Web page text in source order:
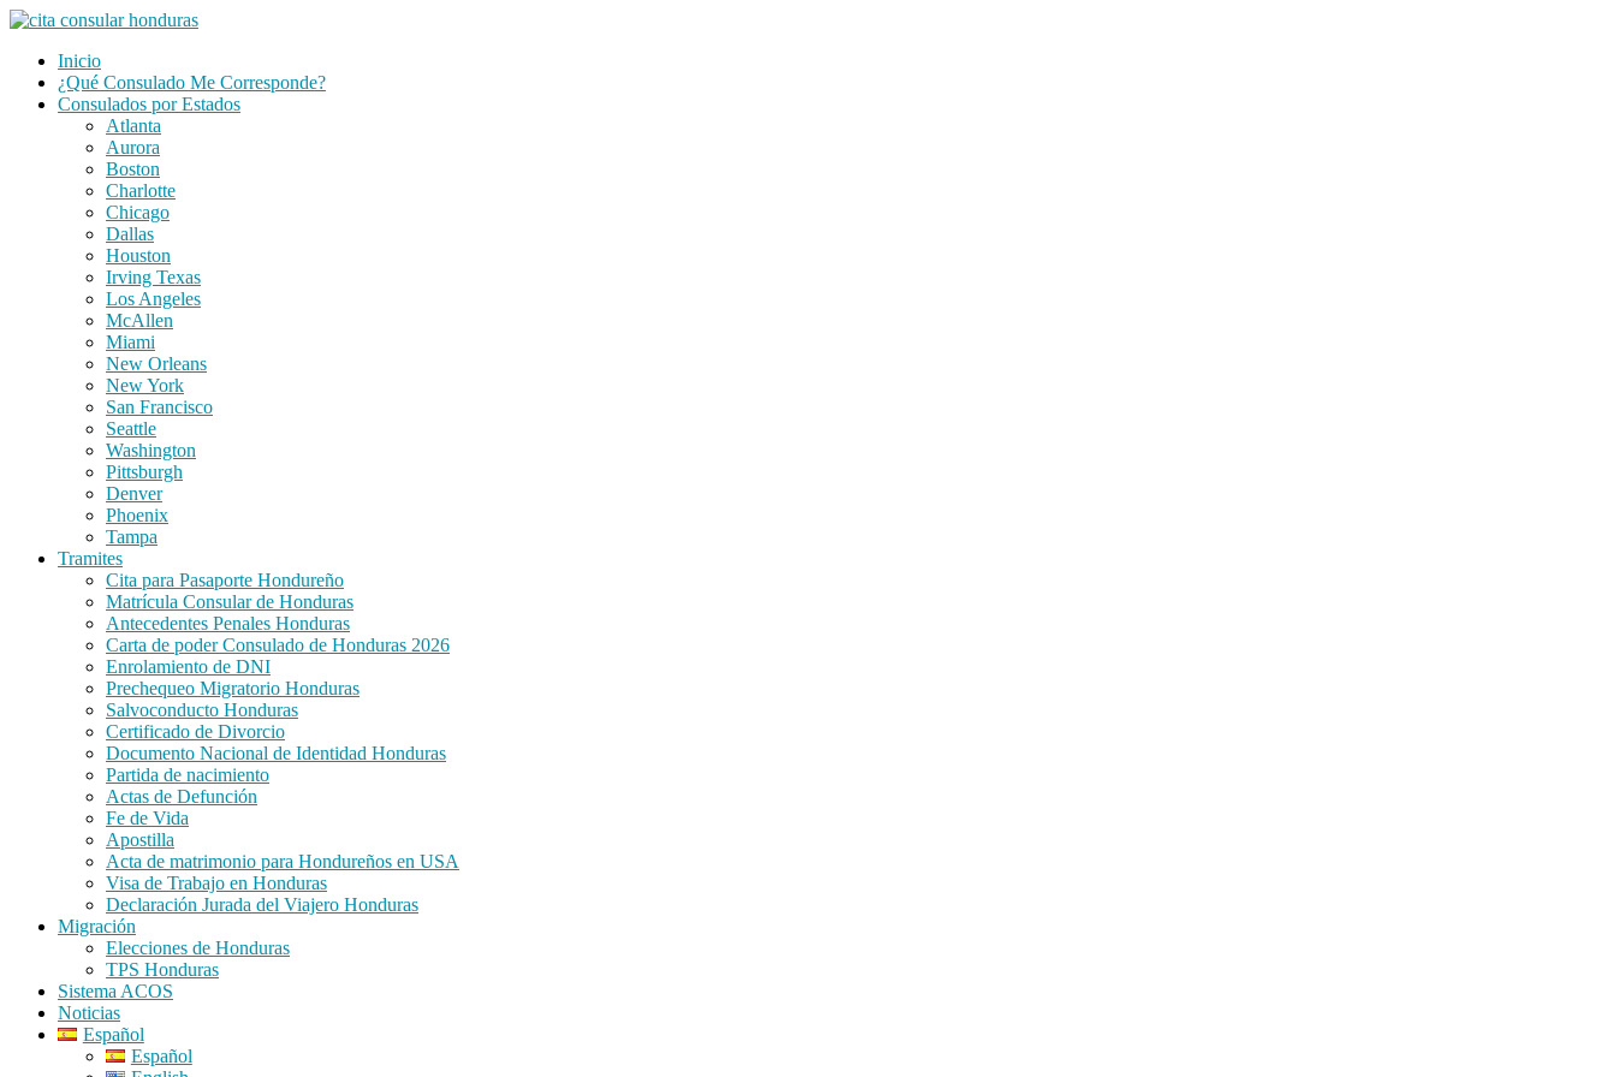
Saltar
contenido
Inicio
¿Qué Consulado Me Corresponde?
Consulados por Estados
Atlanta
Aurora
Boston
Charlotte
Chicago
Dallas
Houston
Irving Texas
Los Angeles
McAllen
Miami
New Orleans
New York
San Francisco
Seattle
Washington
Pittsburgh
Denver
Phoenix
Tampa
Tramites
Cita para Pasaporte Hondureño
Matrícula Consular de Honduras
Antecedentes Penales Honduras
Carta de poder Consulado de Honduras 2026
Enrolamiento de DNI
Prechequeo Migratorio Honduras
Salvoconducto Honduras
Certificado de Divorcio
Documento Nacional de Identidad Honduras
Partida de nacimiento
Actas de Defunción
Fe de Vida
Apostilla
Acta de matrimonio para Hondureños en USA
Visa de Trabajo en Honduras
Declaración Jurada del Viajero Honduras
Migración
Elecciones de Honduras
TPS Honduras
Sistema ACOS
Noticias
Español
Español